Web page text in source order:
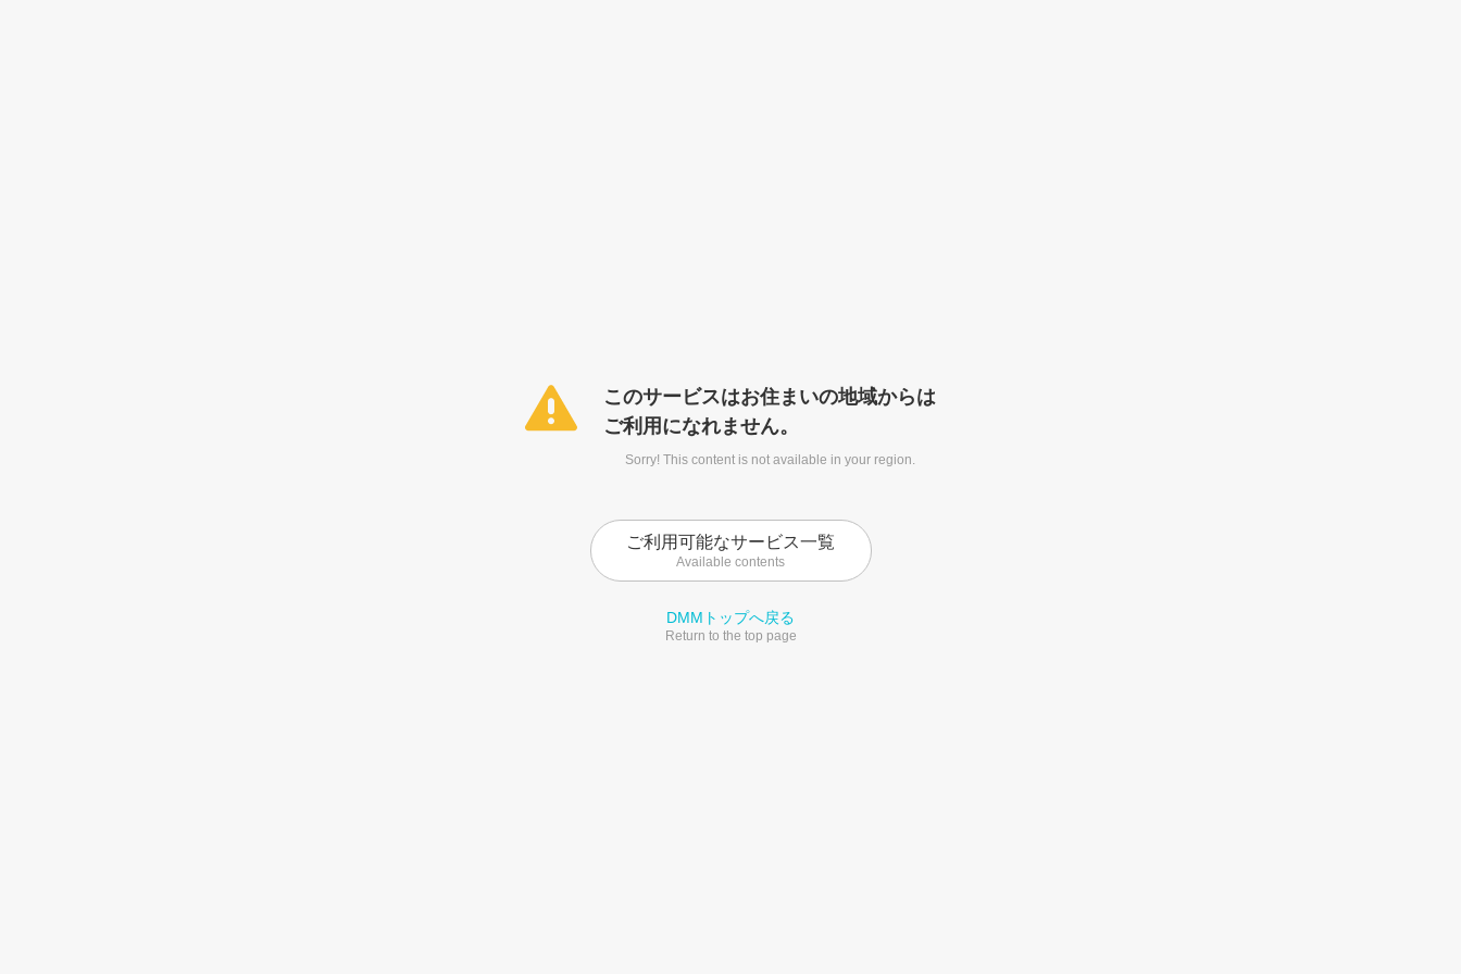
このサービスはお住まいの地域からは
ご利用になれません。
Sorry! This content is not available in your region.
ご利用可能なサービス一覧
Available contents
DMMトップへ戻る
Return to the top page